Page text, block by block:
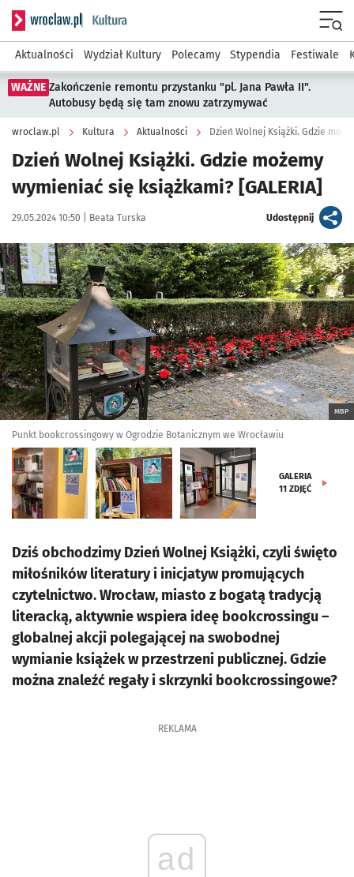
Serwis informacyjny wroclaw.pl podserwis: Kultura
Aktualności Wydział Kultury Polecamy Stypendia Festiwale
WAŻNE Zakończenie remontu przystanku "pl. Jana Pawła II".
Autobusy będą się tam znowu zatrzymywać
wroclaw.pl Kultura Aktualności Dzień Wolnej Książki. Gdzie
Dzień Wolnej Książki. Gdzie możemy
wymieniać się książkami? [GALERIA]
Data publikacji:
29.05.2024 10:50 | Autor:
Beata Turska Udostępnijartykuł
Kliknij, aby zobaczyć galerię
MBP
Punkt bookcrossingowy w Ogrodzie Botanicznym we Wrocławiu
GALERIA
11 ZDJĘĆ
Dziś obchodzimy Dzień Wolnej Książki, czyli święto
miłośników literatury i inicjatyw promujących
czytelnictwo. Wrocław, miasto z bogatą tradycją
literacką, aktywnie wspiera ideę bookcrossingu –
globalnej akcji polegającej na swobodnej
wymianie książek w przestrzeni publicznej. Gdzie
można znaleźć regały i skrzynki bookcrossingowe?
REKLAMA
ad